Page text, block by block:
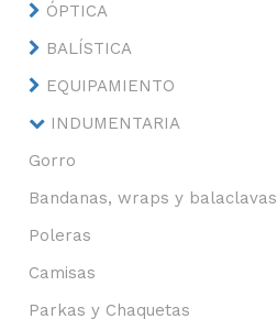
ÓPTICA
BALÍSTICA
EQUIPAMIENTO
INDUMENTARIA
Gorro
Bandanas, wraps y balaclavas
Poleras
Camisas
Parkas y Chaquetas